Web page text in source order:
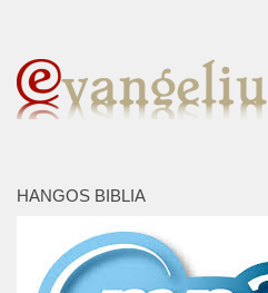
HANGOS BIBLIA